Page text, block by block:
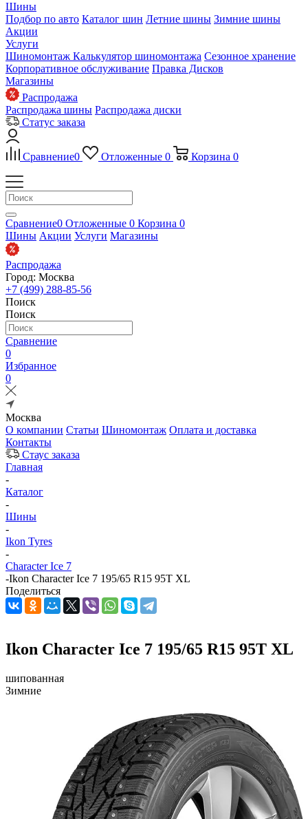
Шины
Подбор по авто Каталог шин Летние шины Зимние шины
Акции
Услуги
Шиномонтаж Калькулятор шиномонтажа Сезонное хранение
Корпоративное обслуживание Правка Дисков
Магазины
Распродажа
Распродажа шины Распродажа диски
Статус заказа
Сравнение0 Отложенные 0 Корзина 0
Сравнение0 Отложенные 0 Корзина 0
Шины Акции Услуги Магазины
Распродажа
Город: Москва
+7 (499) 288-85-56
Поиск
Поиск
Сравнение
0
Избранное
0
Москва
О компании Статьи Шиномонтаж Оплата и доставка
Контакты
Стаус заказа
Главная
-
Каталог
-
Шины
-
Ikon Tyres
-
Character Ice 7
-Ikon Character Ice 7 195/65 R15 95T XL
Поделиться
Ikon Character Ice 7 195/65 R15 95T XL
шипованная
Зимние